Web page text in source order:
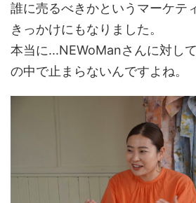
誰に売るべきかというマーケテ
きっかけにもなりました。
本当に...NEWoManさんに対し
の中で止まらないんですよね。